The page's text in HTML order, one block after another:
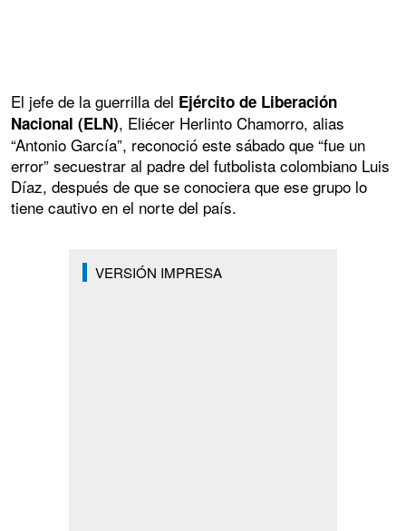
El jefe de la guerrilla del Ejército de Liberación
Nacional (ELN), Eliécer Herlinto Chamorro, alias
“Antonio García”, reconoció este sábado que “fue un
error” secuestrar al padre del futbolista colombiano Luis
Díaz, después de que se conociera que ese grupo lo
tiene cautivo en el norte del país.
VERSIÓN IMPRESA